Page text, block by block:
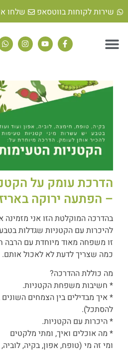
שירות לקוחות בווטסאפ שלחו
הדרכת עומק על
– הפתעה ירוקה
בהדרכה המוקלטת הזו אני מזמינה
להיכרות עם הקטניות שגדלות
זו משפחה מאוד מיוחדת עם הרבה
כמה שצריך לדעת לא לאכול אותם.
מה כוללת ההדרכה?
* חשיבות משפחת הקטניות.
* איך מבדילים בין הצמחים
להסתכל).
* היכרות עם הקטניות.
* מה אוכלים ואיך, ומתי מלקטים
ומי זה מי (טופח, אפון, בקיה,